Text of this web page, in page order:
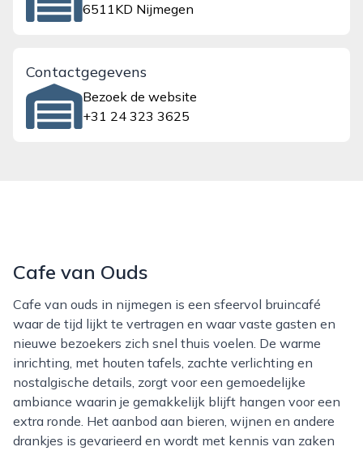
6511KD Nijmegen
Contactgegevens
Bezoek de website
+31 24 323 3625
Cafe van Ouds
Cafe van ouds in nijmegen is een sfeervol bruincafé
waar de tijd lijkt te vertragen en waar vaste gasten en
nieuwe bezoekers zich snel thuis voelen. De warme
inrichting, met houten tafels, zachte verlichting en
nostalgische details, zorgt voor een gemoedelijke
ambiance waarin je gemakkelijk blijft hangen voor een
extra ronde. Het aanbod aan bieren, wijnen en andere
drankjes is gevarieerd en wordt met kennis van zaken